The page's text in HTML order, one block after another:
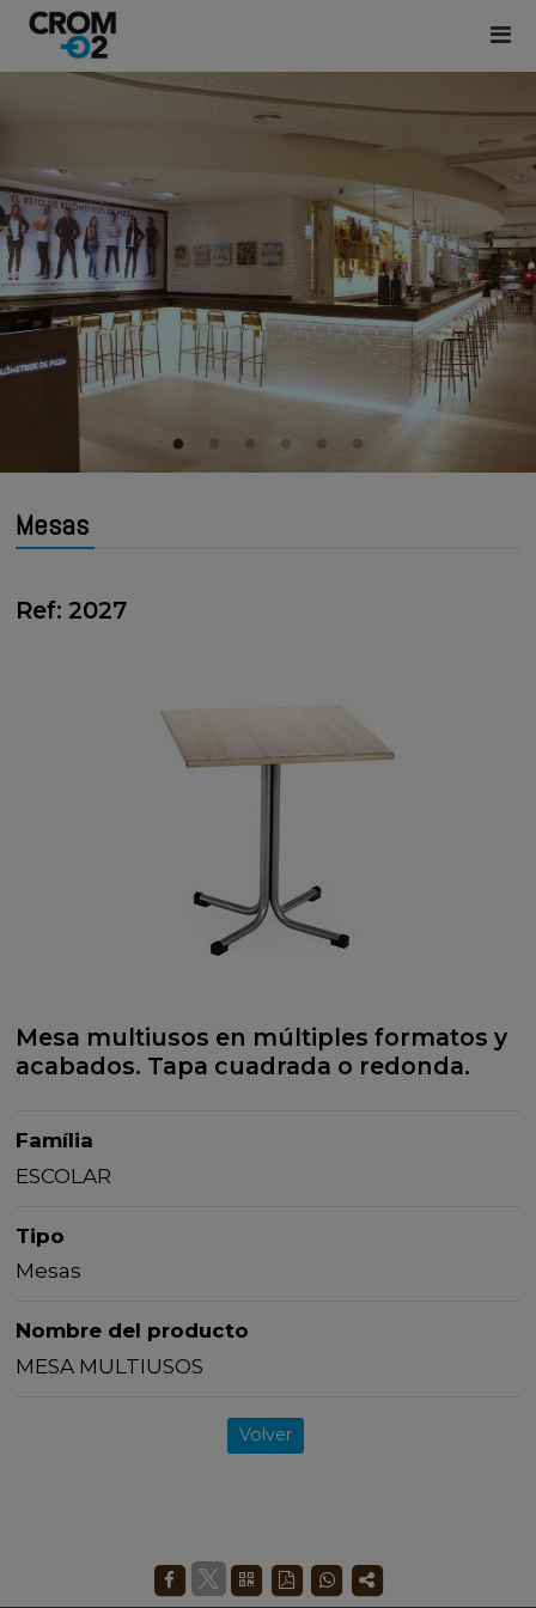
Mesas
Ref: 2027
Mesa multiusos en múltiples formatos y
acabados. Tapa cuadrada o redonda.
Família
ESCOLAR
Tipo
Mesas
Nombre del producto
MESA MULTIUSOS
Volver